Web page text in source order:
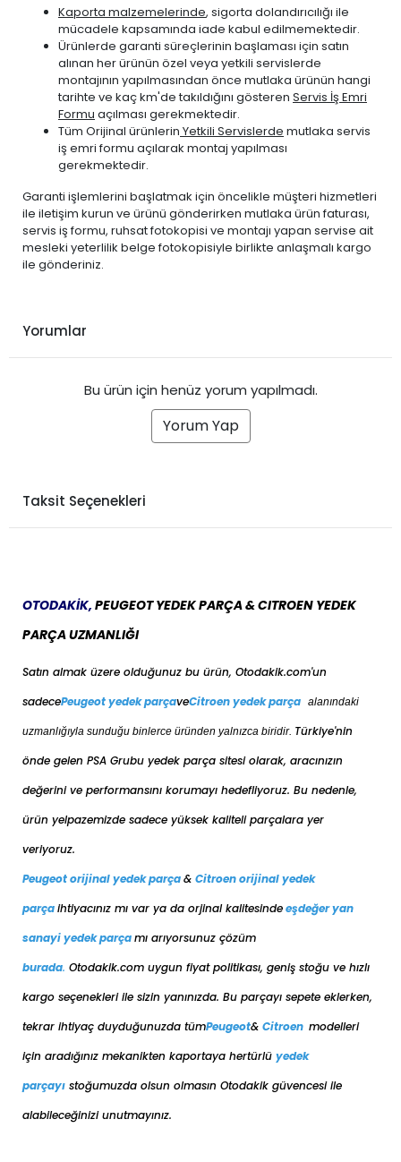
PEUGEOT
208 2012-2020 BENZİN
1.2 VTi
PEUGEOT
208 2012-2020 BENZİN
1.6 THP Turbo
PEUGEOT
208 2012-2020 BENZİN
1.6 VTi
PEUGEOT
208 2012-2020 DİZEL
1.4 HDi
PEUGEOT
208 2012-2020 DİZEL
1.5 BlueHDi
PEUGEOT
208 2012-2020 DİZEL
PEUGEOT
208 2012-2020 DİZEL
1.6 HDi
PEUGEOT
301 2012-2020 BENZİN
1.2 PureTech
PEUGEOT
301 2012-2020 BENZİN
1.2 VTi
PEUGEOT
301 2012-2020
PEUGEOT
301 2012-2020 DİZEL 1.6 HDi
Kaporta malzemelerinde, sigorta dolandırıcılığı ile
mücadele kapsamında iade kabul edilmemektedir.
Ürünlerde garanti süreçlerinin başlaması için satın
alınan her ürünün özel veya yetkili servislerde
montajının yapılmasından önce mutlaka ürünün hangi
tarihte ve kaç km'de takıldığını gösteren Servis İş Emri
Formu açılması gerekmektedir.
Tüm Orijinal ürünlerin Yetkili Servislerde mutlaka servis
iş emri formu açılarak montaj yapılması
gerekmektedir.
Garanti işlemlerini başlatmak için öncelikle müşteri hizmetleri
ile iletişim kurun ve ürünü gönderirken mutlaka ürün faturası,
servis iş formu, ruhsat fotokopisi ve montajı yapan servise ait
mesleki yeterlilik belge fotokopisiyle birlikte anlaşmalı kargo
ile gönderiniz.
Yorumlar
Bu ürün için henüz yorum yapılmadı.
Yorum Yap
Taksit Seçenekleri
OTODAKİK, PEUGEOT YEDEK PARÇA & CITROEN YEDEK
PARÇA UZMANLIĞI
Satın almak üzere olduğunuz bu ürün, Otodakik.com'un
sadecePeugeot yedek parçaveCitroen yedek parça alanındaki
uzmanlığıyla sunduğu binlerce üründen yalnızca biridir. Türkiye'nin
önde gelen PSA Grubu yedek parça sitesi olarak, aracınızın
değerini ve performansını korumayı hedefliyoruz. Bu nedenle,
ürün yelpazemizde sadece yüksek kaliteli parçalara yer
veriyoruz.
Peugeot orijinal yedek parça& Citroen orijinal yedek
parçaihtiyacınız mı var ya da orjinal kalitesindeeşdeğeryan
sanayi yedek parçamı arıyorsunuz çözüm
burada. Otodakik.com uygun fiyat politikası, geniş stoğu ve hızlı
kargo seçenekleri ile sizin yanınızda. Bu parçayı sepete eklerken,
tekrar ihtiyaç duyduğunuzda tümPeugeot& Citroen modelleri
için aradığınız mekanikten kaportaya hertürlü yedek
parçayı stoğumuzda olsun olmasın Otodakik güvencesi ile
alabileceğinizi unutmayınız.